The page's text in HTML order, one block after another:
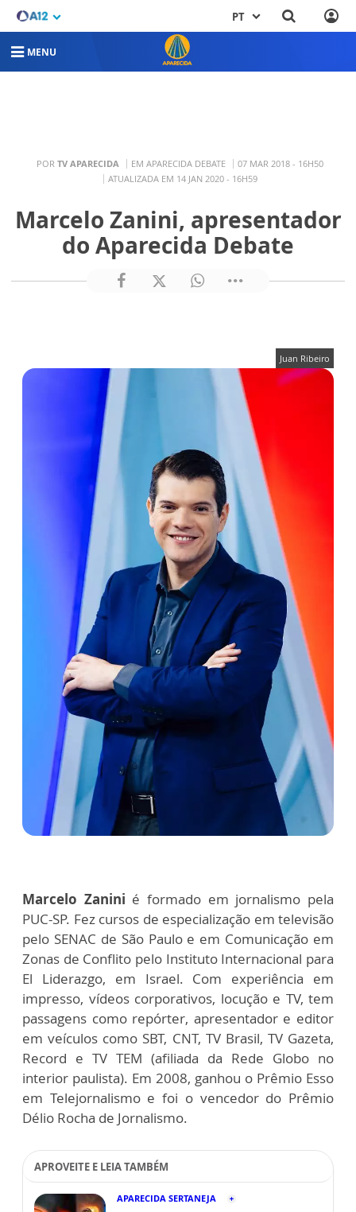
PT
MENU
POR TV APARECIDA EM APARECIDA DEBATE
07 MAR 2018 - 16H50
ATUALIZADA EM 14 JAN 2020 - 16H59
Marcelo Zanini, apresentador
do Aparecida Debate
Juan Ribeiro
Marcelo Zanini é formado em jornalismo pela
PUC-SP. Fez cursos de especialização em televisão
pelo SENAC de São Paulo e em Comunicação em
Zonas de Conflito pelo Instituto Internacional para
El Liderazgo, em Israel. Com experiência em
impresso, vídeos corporativos, locução e TV, tem
passagens como repórter, apresentador e editor
em veículos como SBT, CNT, TV Brasil, TV Gazeta,
Record e TV TEM (afiliada da Rede Globo no
interior paulista). Em 2008, ganhou o Prêmio Esso
em Telejornalismo e foi o vencedor do Prêmio
Délio Rocha de Jornalismo.
APROVEITE E LEIA TAMBÉM
APARECIDA SERTANEJA